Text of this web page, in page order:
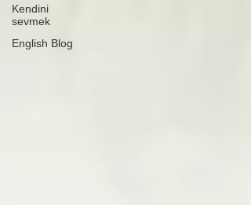
Kendini
sevmek
English Blog